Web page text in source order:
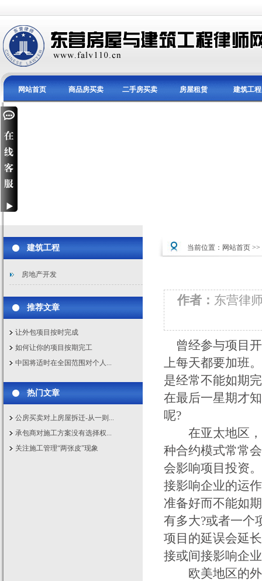
网站首页 商品房买卖 二手房买卖 房屋租赁 建筑工程
建筑工程
房地产开发
推荐文章
让外包项目按时完成
如何让你的项目按期完工
中国将适时在全国范围对个人...
热门文章
公房买卖对上房屋拆迁-从一则...
承包商对施工方案没有选择权...
关注施工管理“两张皮”现象
当前位置： 网站首页 >>
作者： 东营
曾经参与项目
上每天都要加班
是经常不能如期
在最后一星期才
呢?
在亚太地区，
种合约模式常常
会影响项目投资
接影响企业的运
准备好而不能如
有多大?或者一个
项目的延误会延
接或间接影响企
欧美地区的外